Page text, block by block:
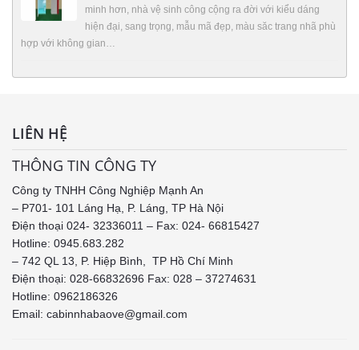
minh hơn, nhà vệ sinh công cộng ra đời với kiểu dáng
hiện đại, sang trọng, mẫu mã đẹp, màu săc trang nhã phù
hợp với không gian…
LIÊN HỆ
THÔNG TIN CÔNG TY
Công ty TNHH Công Nghiệp Mạnh An
– P701- 101 Láng Hạ, P. Láng, TP Hà Nội
Điện thoại 024- 32336011 – Fax: 024- 66815427
Hotline: 0945.683.282
– 742 QL 13, P. Hiệp Bình, TP Hồ Chí Minh
Điện thoại: 028-66832696 Fax: 028 – 37274631
Hotline: 0962186326
Email: cabinnhabaove@gmail.com